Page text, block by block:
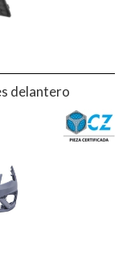
delantero